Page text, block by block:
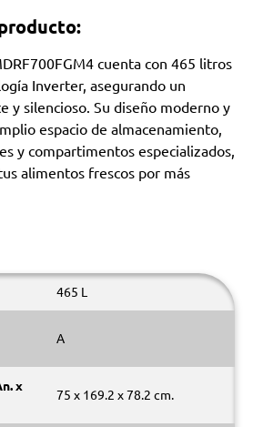
cuenta con 465 litros
Inverter, asegurando un
y silencioso. Su diseño moderno y
espacio de almacenamiento,
y compartimentos especializados,
alimentos frescos por más
465 L
A
x
75 x 169.2 x 78.2 cm.